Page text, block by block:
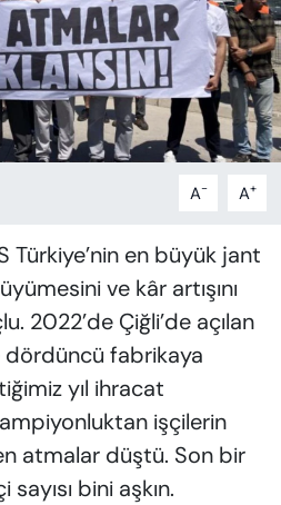
A- A+
Türkiye’nin en büyük jant
ve kâr artışını
2022’de Çiğli’de açılan
fabrikaya
yıl ihracat
işçilerin
atmalar düştü. Son bir
bini aşkın.
HABERLERİ